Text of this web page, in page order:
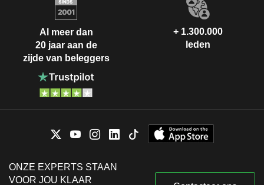
Al meer dan
20 jaar aan de
zijde van beleggers
+ 1.300.000
leden
ONZE EXPERTS STAAN
VOOR JOU KLAAR